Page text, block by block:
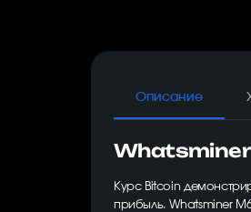
Описание
Whatsminer
Курс Bitcoin
прибыль. Whatsminer